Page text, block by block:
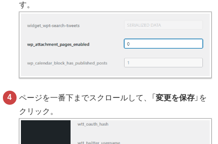
す。
ページを一番下までスクロールして、「変更を保存 」を
クリック。